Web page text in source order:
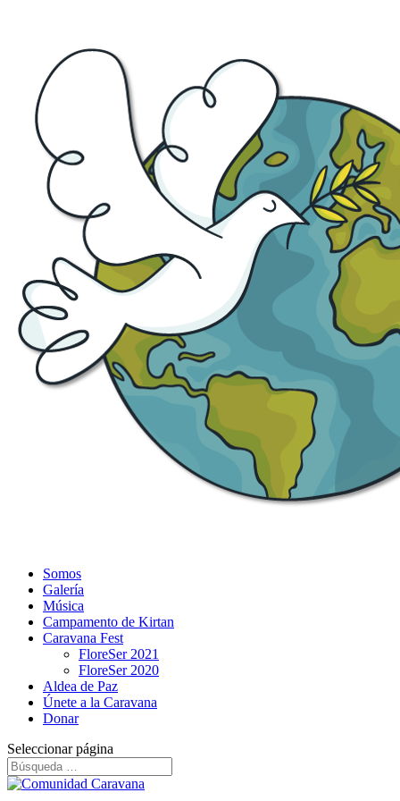
Somos
Galería
Música
Campamento de Kirtan
Caravana Fest
FloreSer 2021
FloreSer 2020
Aldea de Paz
Únete a la Caravana
Donar
Seleccionar página